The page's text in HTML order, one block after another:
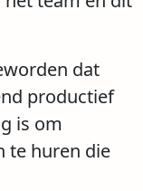
dat
productief
is om
te huren die